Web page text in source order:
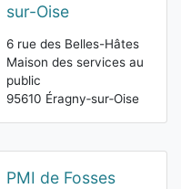
sur-Oise
6 rue des Belles-Hâtes
Maison des services au
public
95610 Éragny‑sur‑Oise
PMI de Fosses